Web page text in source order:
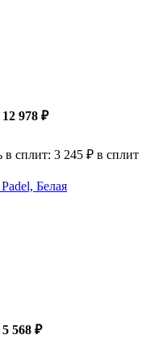
12 978 ₽
в сплит: 3 245 ₽ в сплит
Белая
5 568 ₽